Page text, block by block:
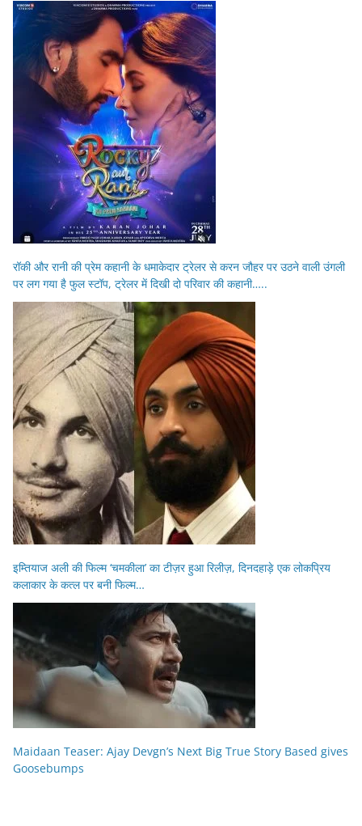
रॉकी और रानी की प्रेम कहानी के धमाकेदार ट्रेलर से करन जौहर पर उठने वाली उंगली
पर लग गया है फुल स्टॉप, ट्रेलर में दिखी दो परिवार की कहानी…..
इम्तियाज अली की फिल्म ‘चमकीला’ का टीज़र हुआ रिलीज़, दिनदहाड़े एक लोकप्रिय
कलाकार के कत्ल पर बनी फिल्म…
Maidaan Teaser: Ajay Devgn’s Next Big True Story Based gives
Goosebumps